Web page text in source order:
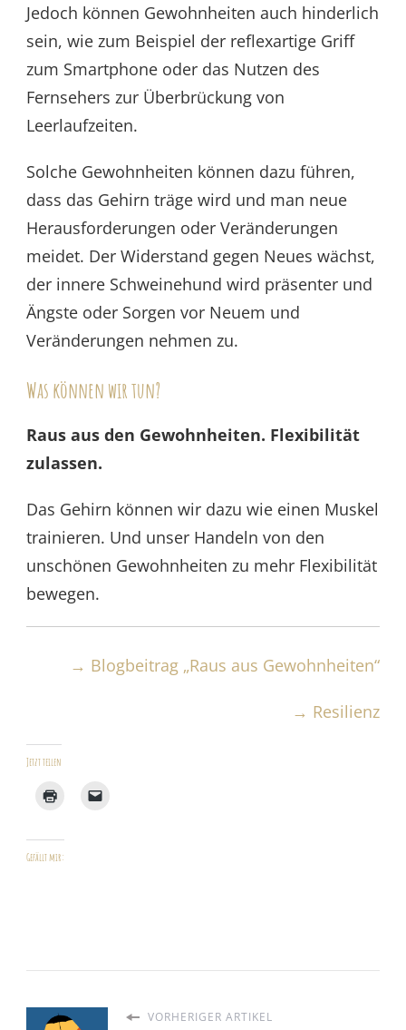
Jedoch können Gewohnheiten auch hinderlich
sein, wie zum Beispiel der reflexartige Griff
zum Smartphone oder das Nutzen des
Fernsehers zur Überbrückung von
Leerlaufzeiten.
Solche Gewohnheiten können dazu führen,
dass das Gehirn träge wird und man neue
Herausforderungen oder Veränderungen
meidet. Der Widerstand gegen Neues wächst,
der innere Schweinehund wird präsenter und
Ängste oder Sorgen vor Neuem und
Veränderungen nehmen zu.
Was können wir tun?
Raus aus den Gewohnheiten. Flexibilität
zulassen.
Das Gehirn können wir dazu wie einen Muskel
trainieren. Und unser Handeln von den
unschönen Gewohnheiten zu mehr Flexibilität
bewegen.
→ Blogbeitrag „Raus aus Gewohnheiten“
→ Resilienz
Jetzt teilen
Gefällt mir:
VORHERIGER ARTIKEL